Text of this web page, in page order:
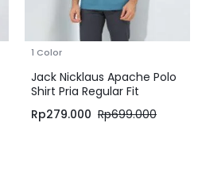
1 Color
Jack Nicklaus Apache Polo
Shirt Pria Regular Fit
Rp279.000 Rp699.000